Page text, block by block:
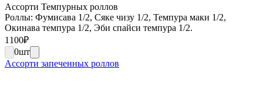
Ассорти Темпурных роллов
Роллы: Фумисава 1/2, Сяке чизу 1/2, Темпура маки 1/2,
Окинава темпура 1/2, Эби спайси темпура 1/2.
1100₽
0шт
Ассорти запеченных роллов